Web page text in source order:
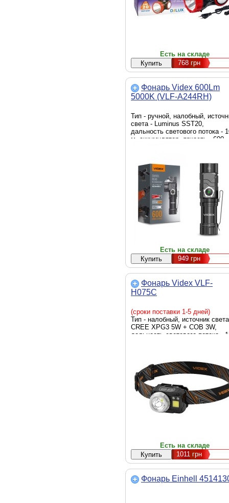
Есть на складе
768грн
Фонарь Videx 600Lm
5000K (VLF-A244RH)
Тип - ручной, налобный,
света - Luminus SST20,
дальность светового потока -
м, аккумулятор, яркость - 600
Есть на складе
949грн
Фонарь Videx VLF-
H075C
(сроки поставки 1-5 дней)
Тип - налобный, источник
CREE XPG3 5W + COB 3W,
дальность светового потока -
Есть на складе
1011грн
Фонарь Einhell